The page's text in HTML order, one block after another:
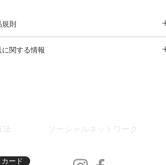
規則
、出荷せずに商品の価値を交換または返金すること
に関する情報
法 ソーシャルネットワーク
ード